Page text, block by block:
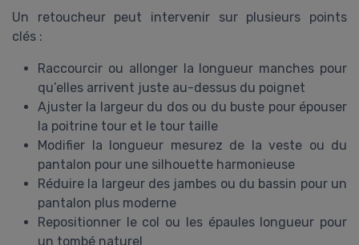
Un retoucheur peut intervenir sur plusieurs points
clés :
Raccourcir ou allonger la longueur manches pour
qu’elles arrivent juste au-dessus du poignet
Ajuster la largeur du dos ou du buste pour épouser
la poitrine tour et le tour taille
Modifier la longueur mesurez de la veste ou du
pantalon pour une silhouette harmonieuse
Réduire la largeur des jambes ou du bassin pour un
pantalon plus moderne
Repositionner le col ou les épaules longueur pour
un tombé naturel